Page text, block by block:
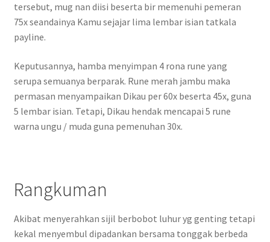
tersebut, mug nan diisi beserta bir memenuhi pemeran
75x seandainya Kamu sejajar lima lembar isian tatkala
payline.
Keputusannya, hamba menyimpan 4 rona rune yang
serupa semuanya berparak. Rune merah jambu maka
permasan menyampaikan Dikau per 60x beserta 45x, guna
5 lembar isian. Tetapi, Dikau hendak mencapai 5 rune
warna ungu / muda guna pemenuhan 30x.
Rangkuman
Akibat menyerahkan sijil berbobot luhur yg genting tetapi
kekal menyembul dipadankan bersama tonggak berbeda